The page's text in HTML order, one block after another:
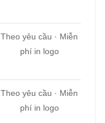
Theo yêu cầu · Miễn
phí in logo
Theo yêu cầu · Miễn
phí in logo